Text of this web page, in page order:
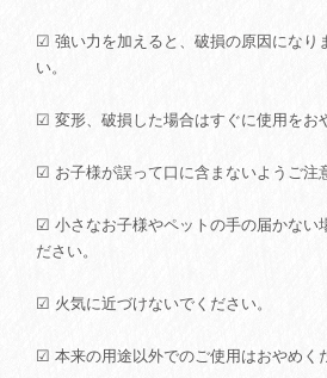
☑ 強い力を加えると、破損の原因になり
い。
☑ 変形、破損した場合はすぐに使用をお
☑ お子様が誤って口に含まないようご注
☑ 小さなお子様やペットの手の届かない
ださい。
☑ 火気に近づけないでください。
☑ 本来の用途以外でのご使用はおやめく